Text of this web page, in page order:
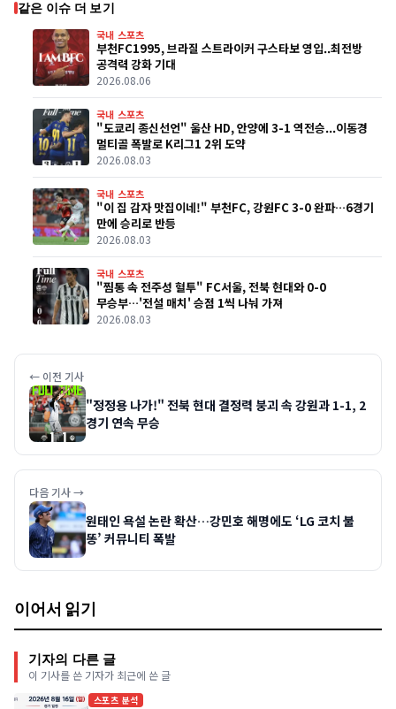
같은 이슈 더 보기
국내 스포츠
부천FC1995, 브라질 스트라이커 구스타보 영입..최전방
공격력 강화 기대
2026.08.06
국내 스포츠
"도쿄리 종신선언" 울산 HD, 안양에 3-1 역전승...이동경
멀티골 폭발로 K리그1 2위 도약
2026.08.03
국내 스포츠
"이 집 감자 맛집이네!" 부천FC, 강원FC 3-0 완파…6경기
만에 승리로 반등
2026.08.03
국내 스포츠
"찜통 속 전주성 혈투" FC서울, 전북 현대와 0-0
무승부…'전설 매치' 승점 1씩 나눠 가져
2026.08.03
← 이전 기사
"정정용 나가!" 전북 현대 결정력 붕괴 속 강원과 1-1, 2
경기 연속 무승
다음 기사 →
원태인 욕설 논란 확산…강민호 해명에도 ‘LG 코치 불
똥’ 커뮤니티 폭발
이어서 읽기
기자의 다른 글
이 기사를 쓴 기자가 최근에 쓴 글
스포츠 분석